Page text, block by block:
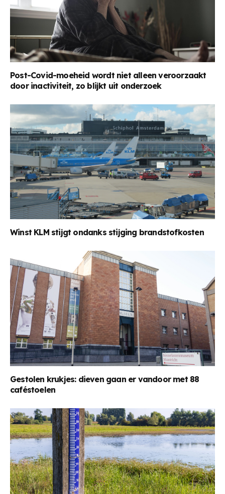
Post-Covid-moeheid wordt niet alleen veroorzaakt
door inactiviteit, zo blijkt uit onderzoek
Winst KLM stijgt ondanks stijging brandstofkosten
Gestolen krukjes: dieven gaan er vandoor met 88
caféstoelen